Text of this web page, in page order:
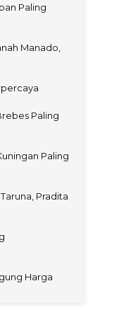
Paling
Manado,
Paling
Paling
Pradita
Harga